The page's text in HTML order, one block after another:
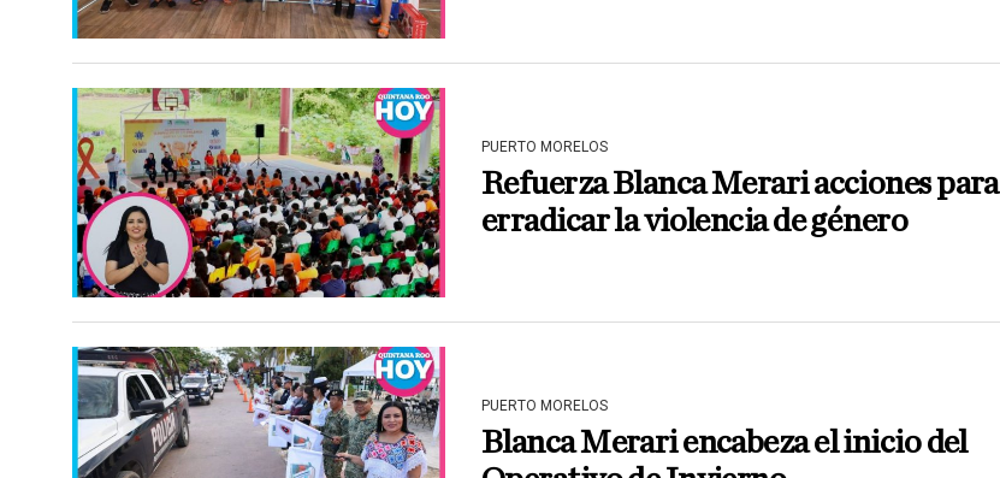
PUERTO MORELOS
Refuerza Blanca Merari acciones para
erradicar la violencia de género
PUERTO MORELOS
Blanca Merari encabeza el inicio del